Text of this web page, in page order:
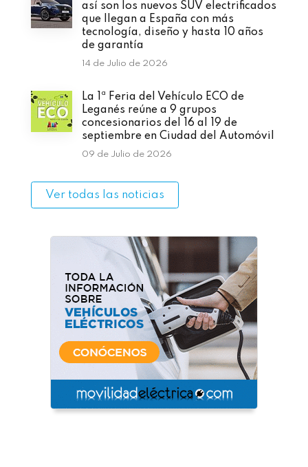
así son los nuevos SUV electrificados
que llegan a España con más
tecnología, diseño y hasta 10 años
de garantía
14 de Julio de 2026
La 1ª Feria del Vehículo ECO de
Leganés reúne a 9 grupos
concesionarios del 16 al 19 de
septiembre en Ciudad del Automóvil
09 de Julio de 2026
Ver todas las noticias